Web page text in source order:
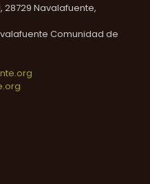
28729 Navalafuente,
Comunidad de